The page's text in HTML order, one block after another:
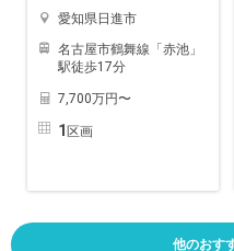
愛知県日進市
名古屋市鶴舞線「赤池」
駅徒歩17分
7,700万円〜
1 区画
他のおす